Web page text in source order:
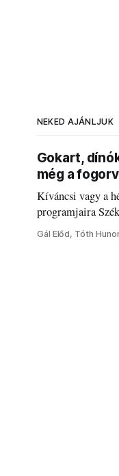
NEKED AJÁNLJUK
Gokart,
még a
Kíváncsi vagy a
programjaira
Nálunk
fogaddal, a
Gál Előd, Tóth